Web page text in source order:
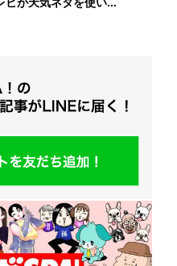
ビが天気ネタを使い...